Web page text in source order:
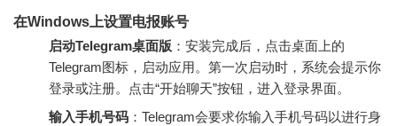
在Windows上设置电报账号
启动Telegram桌面版 ：安装完成后，点击桌面上的
Telegram图标，启动应用。第一次启动时，系统会提示你
登录或注册。点击“开始聊天”按钮，进入登录界面。
输入手机号码 ：Telegram会要求你输入手机号码以进行身